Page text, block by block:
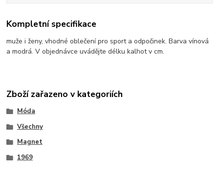
Kompletní specifikace
muže i ženy, vhodné oblečení pro sport a odpočinek. Barva vínová
a modrá. V objednávce uvádějte délku kalhot v cm.
Zboží zařazeno v kategoriích
Móda
Všechny
Magnet
1969